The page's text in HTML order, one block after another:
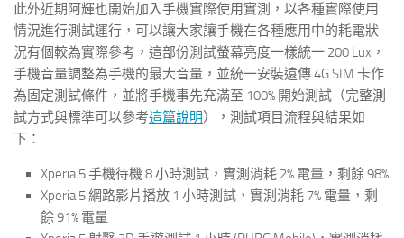
此外近期阿輝也開始加入手機實際使用實測，以各種實際使用
情況進行測試運行，可以讓大家讓手機在各種應用中的耗電狀
況有個較為實際參考，這部份測試螢幕亮度一樣統一 200 Lux，
手機音量調整為手機的最大音量，並統一安裝遠傳 4G SIM 卡作
為固定測試條件，並將手機事先充滿至 100% 開始測試（完整測
試方式與標準可以參考這篇說明），測試項目流程與結果如
下：
Xperia 5 手機待機 8 小時測試，實測消耗 2% 電量，剩餘 98%
Xperia 5 網路影片播放 1 小時測試，實測消耗 7% 電量，剩
餘 91% 電量